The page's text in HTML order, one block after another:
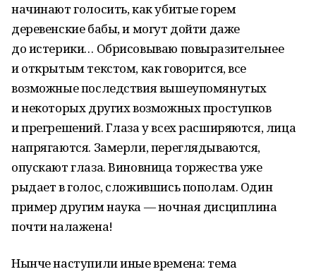
начинают голосить, как убитые горем
деревенские бабы, и могут дойти даже
до истерики… Обрисовываю повыразительнее
и открытым текстом, как говорится, все
возможные последствия вышеупомянутых
и некоторых других возможных проступков
и прегрешений. Глаза у всех расширяются, лица
напрягаются. Замерли, переглядываются,
опускают глаза. Виновница торжества уже
рыдает в голос, сложившись пополам. Один
пример другим наука — ночная дисциплина
почти налажена!
Нынче наступили иные времена: тема